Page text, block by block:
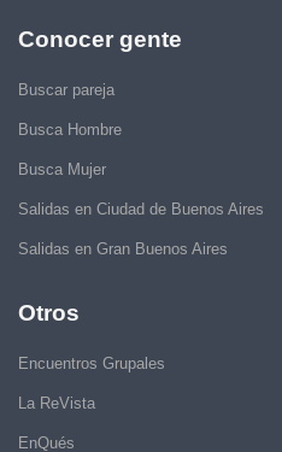
Conocer gente
Buscar pareja
Busca Hombre
Busca Mujer
Salidas en Ciudad de Buenos Aires
Salidas en Gran Buenos Aires
Otros
Encuentros Grupales
La ReVista
EnQués